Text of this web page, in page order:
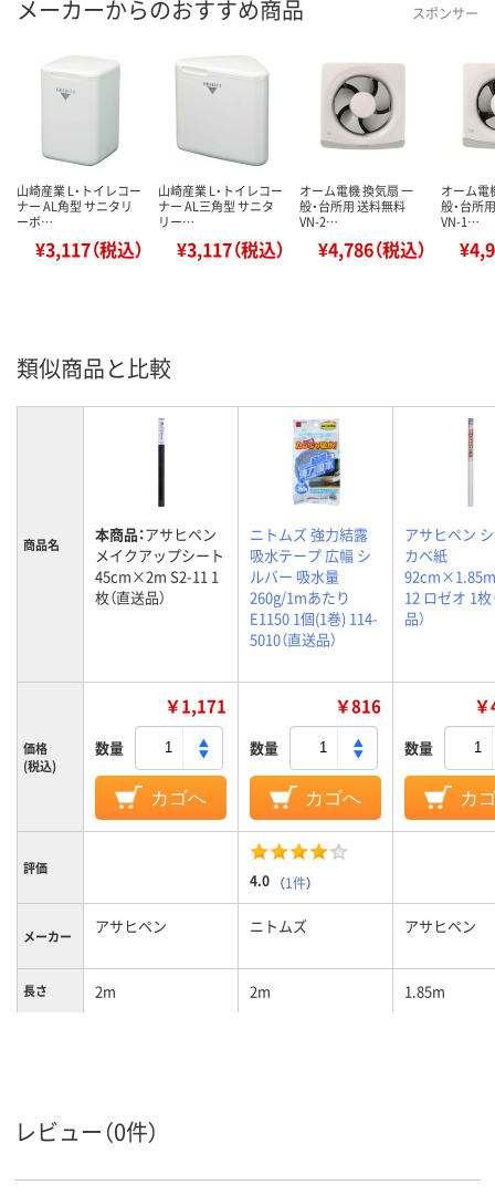
メーカーからのおすすめ商品 スポンサー
山崎産業 L・トイレコー
ナー AL角型 サニタリ
ーボ…
¥3,117（税込）
山崎産業 L・トイレコー
ナー AL三角型 サニタ
リー…
¥3,117（税込）
オーム電機 換気扇 一
般・台所用 送料無料
VN-2…
¥4,786（税込）
オーム電
般・台所
VN-1…
類似商品と比較
商品名 本商品：アサヒペン
メイクアップシート
45cm×2m S2-11 1
枚（直送品）
ニトムズ 強力結露
吸水テープ 広幅 シ
ルバー 吸水量
260g/1mあたり
E1150 1個(1巻) 114-
5010（直送品）
アサヒペン
カベ紙
12 ロゼオ 1枚
品）
価格
(税込)
￥1,171
数量
カゴへ
￥816
数量
カゴへ
数量
カ
評価
4.0 （1件）
メーカー アサヒペン ニトムズ アサヒペン
長さ 2m 2m 1.85m
レビュー（0件）